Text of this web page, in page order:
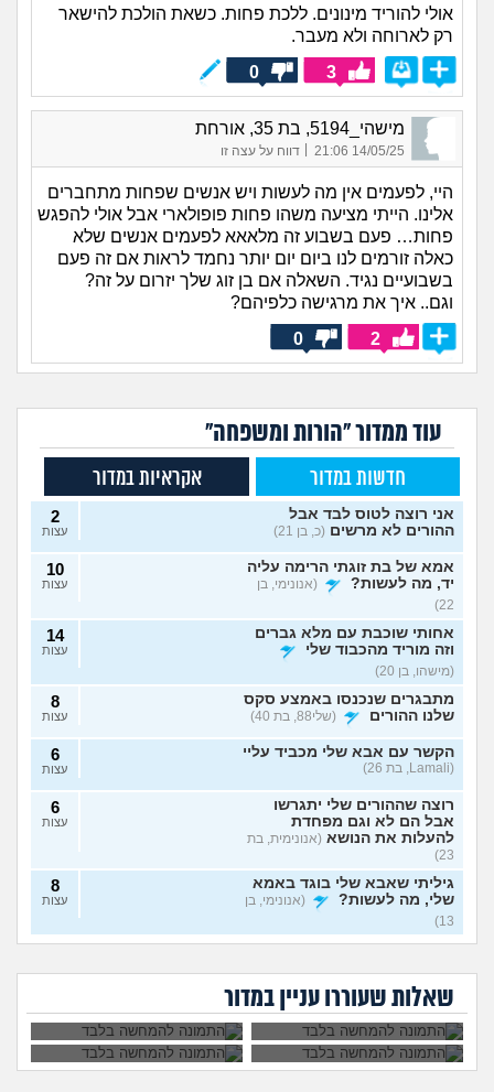
אולי להוריד מינונים. ללכת פחות. כשאת הולכת להישאר
רק לארוחה ולא מעבר.
3
0
מישהי_5194, בת 35, אורחת
14/05/25 21:06
| דווח על עצה זו
היי, לפעמים אין מה לעשות ויש אנשים שפחות מתחברים
אלינו. הייתי מציעה משהו פחות פופולארי אבל אולי להפגש
פחות… פעם בשבוע זה מלאאא לפעמים אנשים שלא
כאלה זורמים לנו ביום יום יותר נחמד לראות אם זה פעם
בשבועיים נגיד. השאלה אם בן זוג שלך יזרום על זה?
וגם.. איך את מרגישה כלפיהם?
2
0
עוד ממדור "הורות ומשפחה"
חדשות במדור אקראיות במדור
אני רוצה לטוס לבד אבל
ההורים לא מרשים (כ, בן 21)
2
עצות
אמא של בת זוגתי הרימה עליה
יד, מה לעשות?
(אנונימי, בן
22)
10
עצות
אחותי שוכבת עם מלא גברים
וזה מוריד מהכבוד שלי
(מישהו, בן 20)
14
עצות
מתבגרים שנכנסו באמצע סקס
שלנו ההורים
(שלי88, בת 40)
8
עצות
הקשר עם אבא שלי מכביד עליי
(Lamali, בת 26)
6
עצות
רוצה שההורים שלי יתגרשו
אבל הם לא וגם מפחדת
להעלות את הנושא (אנונימית, בת
23)
6
עצות
גיליתי שאבא שלי בוגד באמא
שלי, מה לעשות?
(אנונימי, בן
13)
8
עצות
אני חושדת שאח שלי עומד
29)
האם מה שאני מרגיש זה הגיוני
ותקין?
(לירון, בן 31)
8
חלום שחוזר על עצמו ילדים
4
שאלות שעוררו עניין במדור
אמא שלי פוגעת בי כי
לעולם. איך
להתמודד?
אמא שלי לוחצת עליי
כל אחת שיש לה
דופק, מה לעשות?
אמא שלי שונאת את
חברה שלי מה
לעשות?
אני אובססיבית לאמא
כבר